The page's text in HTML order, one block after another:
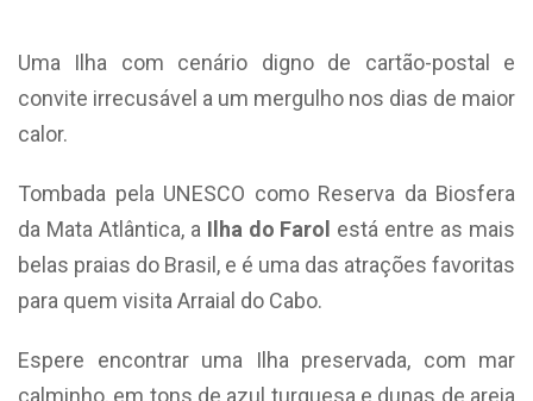
Uma Ilha com cenário digno de cartão-postal e
convite irrecusável a um mergulho nos dias de maior
calor.
Tombada pela UNESCO como Reserva da Biosfera
da Mata Atlântica, a Ilha do Farol está entre as mais
belas praias do Brasil, e é uma das atrações favoritas
para quem visita Arraial do Cabo.
Espere encontrar uma Ilha preservada, com mar
calminho, em tons de azul turquesa e dunas de areia